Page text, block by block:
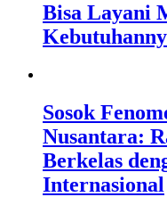
Bisa Layani
Sosok
Nusantara:
Berkelas
Internasional